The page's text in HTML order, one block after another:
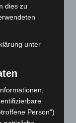
über
dies zu
unter
Person")